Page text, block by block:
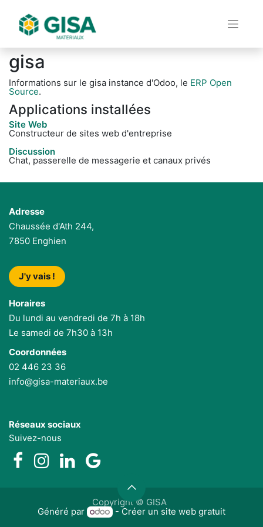
gisa
Informations sur le gisa instance d'Odoo, le ERP Open
Source.
Applications installées
Site Web
Constructeur de sites web d'entreprise
Discussion
Chat, passerelle de messagerie et canaux privés
Adresse
Chaussée d'Ath 244,
7850 Enghien
J'y vais !
Horaires
Du lundi au vendredi de 7h à 18h
Le samedi de 7h30 à 13h
Coordonnées
02 446 23 36
info@gisa-materiaux.be
Réseaux sociaux
Suivez-nous
Copyright © GISA
Généré par
- Créer un site web gratuit